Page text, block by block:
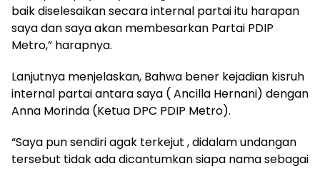
baik diselesaikan secara internal partai itu harapan
saya dan saya akan membesarkan Partai PDIP
Metro,” harapnya.
Lanjutnya menjelaskan, Bahwa bener kejadian kisruh
internal partai antara saya ( Ancilla Hernani) dengan
Anna Morinda (Ketua DPC PDIP Metro).
“Saya pun sendiri agak terkejut , didalam undangan
tersebut tidak ada dicantumkan siapa nama sebagai